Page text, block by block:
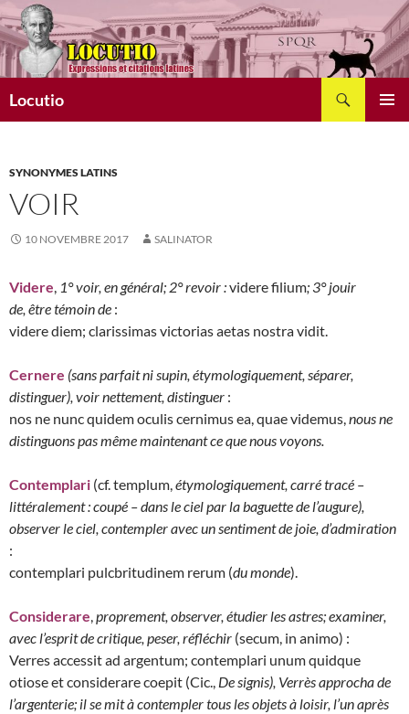
Aller
au
contenu
Locutio
SYNONYMES LATINS
VOIR
10 NOVEMBRE 2017 SALINATOR
Videre, 1° voir, en général; 2° revoir :videre filium; 3° jouir
de, être témoin de :
videre diem; clarissimas victorias aetas nostra vidit.
Cernere (sans parfait ni supin, étymologiquement, séparer,
distinguer), voir nettement, distinguer :
nos ne nunc quidem oculis cernimus ea, quae videmus,nous ne
distinguonspas même maintenant ce que nous voyons.
Contemplari (cf. templum,étymologiquement, carré tracé –
littéralement : coupé – dans le ciel par la baguette de l’augure),
observer le ciel, contempler avec un sentiment de joie, d’admiration
:
contemplari pulcbritudinem rerum (du monde).
Considerare,proprement, observer, étudier les astres; examiner,
avec l’esprit de critique, peser, réfléchir (secum, in animo) :
Verres accessit ad argentum; contemplari unum quidque
otiose et considerare coepit (Cic., De signis), Verrès approcha de
l’argenterie; il se mit à contempler tous les objets à loisir, l’un après